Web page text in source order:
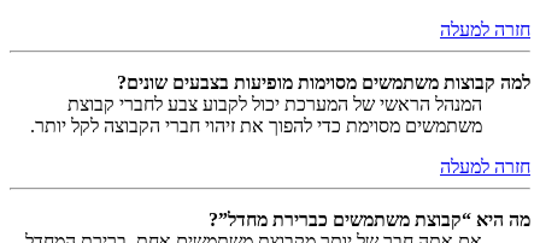
חזרה למעלה
למה קבוצות משתמשים מסוימות מופיעות בצבעים שונים?
המנהל הראשי של המערכת יכול לקבוע צבע לחברי קבוצת
משתמשים מסוימת כדי להפוך את זיהוי חברי הקבוצה לקל יותר.
חזרה למעלה
מה היא “קבוצת משתמשים כברירת מחדל”?